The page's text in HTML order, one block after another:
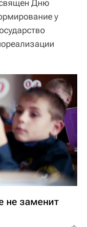
Дню
у
не заменит